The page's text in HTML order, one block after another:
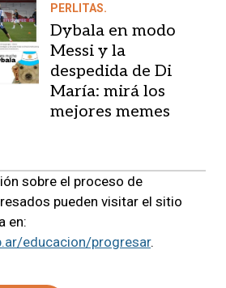
PERLITAS.
Dybala en modo
Messi y la
despedida de Di
María: mirá los
mejores memes
sobre el proceso de
pueden visitar el sitio
en:
educacion/progresar.